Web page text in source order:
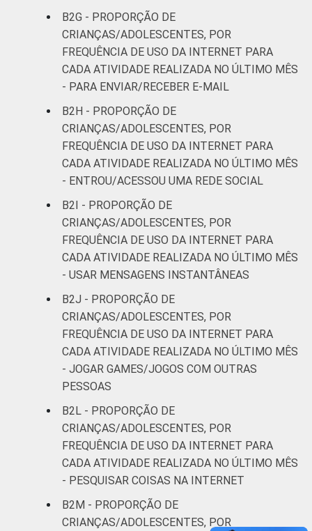
B2G - PROPORÇÃO DE
CRIANÇAS/ADOLESCENTES, POR
FREQUÊNCIA DE USO DA INTERNET PARA
CADA ATIVIDADE REALIZADA NO ÚLTIMO MÊS
- PARA ENVIAR/RECEBER E-MAIL
B2H - PROPORÇÃO DE
CRIANÇAS/ADOLESCENTES, POR
FREQUÊNCIA DE USO DA INTERNET PARA
CADA ATIVIDADE REALIZADA NO ÚLTIMO MÊS
- ENTROU/ACESSOU UMA REDE SOCIAL
B2I - PROPORÇÃO DE
CRIANÇAS/ADOLESCENTES, POR
FREQUÊNCIA DE USO DA INTERNET PARA
CADA ATIVIDADE REALIZADA NO ÚLTIMO MÊS
- USAR MENSAGENS INSTANTÂNEAS
B2J - PROPORÇÃO DE
CRIANÇAS/ADOLESCENTES, POR
FREQUÊNCIA DE USO DA INTERNET PARA
CADA ATIVIDADE REALIZADA NO ÚLTIMO MÊS
- JOGAR GAMES/JOGOS COM OUTRAS
PESSOAS
B2L - PROPORÇÃO DE
CRIANÇAS/ADOLESCENTES, POR
FREQUÊNCIA DE USO DA INTERNET PARA
CADA ATIVIDADE REALIZADA NO ÚLTIMO MÊS
- PESQUISAR COISAS NA INTERNET
B2M - PROPORÇÃO DE
CRIANÇAS/ADOLESCENTES, POR